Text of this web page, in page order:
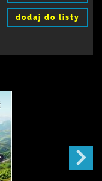
dodaj do listy